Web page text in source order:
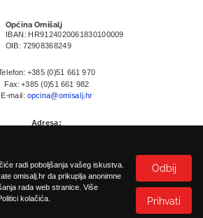
Općina Omišalj
IBAN: HR9124020061830100009
OIB: 72908368249
+385 (0)51 661 970
Fax: +385 (0)51 661 982
E-mail: opcina@omisalj.hr
Adresa:
Politika kolačića
radi poboljšanja vašeg iskustva.
omisalj.hr da prikuplja anonimne
rada web stranice. Više
kolačića.
Odbij
Prihvati